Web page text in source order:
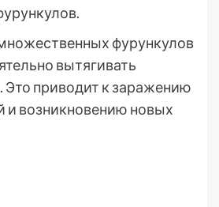
фурункулов
вытягивать
Это приводит к заражению
и возникновению новых